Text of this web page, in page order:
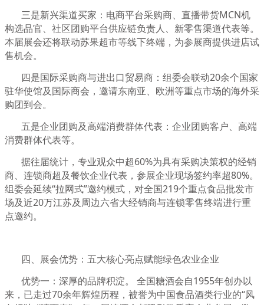
三是新兴渠道买家：电商平台采购商、直播带货MCN机
构选品官、社区团购平台供应链负责人、新零售渠道代表等。
本届展会还将联动苏果超市等线下终端，为参展商提供进店试
售机会。
四是国际采购商与进出口贸易商：组委会联动20余个国家
驻华使馆及国际商会，邀请东南亚、欧洲等重点市场的海外采
购团到会。
五是企业团购及高端消费群体代表：企业团购客户、高端
消费群体代表等。
据往届统计，专业观众中超60%为具有采购决策权的经销
商、连锁商超及餐饮企业代表，参展企业现场签约率超80%。
组委会延续“拉网式”邀约模式，对全国219个重点食品批发市
场及近20万江苏及周边六省大经销商与连锁零售终端进行重
点邀约。
四、展会优势：五大核心亮点赋能绿色农业企业
优势一：深厚的品牌积淀。 全国糖酒会自1955年创办以
来，已走过70余年辉煌历程，被誉为中国食品酒类行业的“风